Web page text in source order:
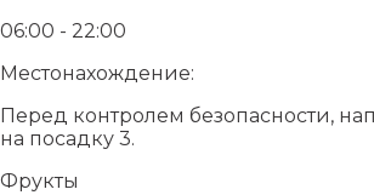
06:00 - 22:00
Местонахождение:
Перед контролем безопасности,
на посадку 3.
Фрукты